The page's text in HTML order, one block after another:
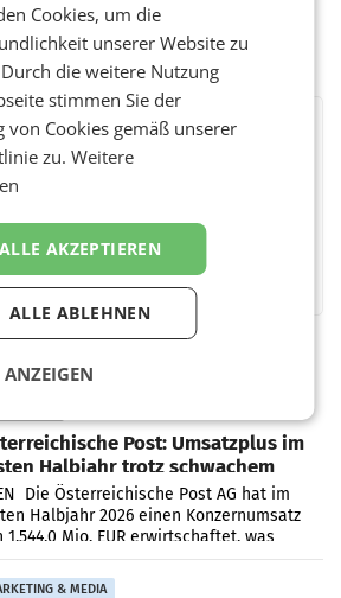
ARTIKEL
WhatsAppLinkedInXING Teilen
Post: Umsatzplus im
Halbjahr trotz schwachem
Die Österreichische Post AG hat im
Halbjahr 2026 einen Konzernumsatz
1.544,0 Mio. EUR erwirtschaftet, was
Plus von 3,8 Prozent gegenüber dem
& MEDIA
Cookies, um die
unserer Website zu
die weitere Nutzung
stimmen Sie der
von Cookies gemäß unserer
zu.Weitere
ALLE AKZEPTIEREN
ALLE ABLEHNEN
ANZEIGEN